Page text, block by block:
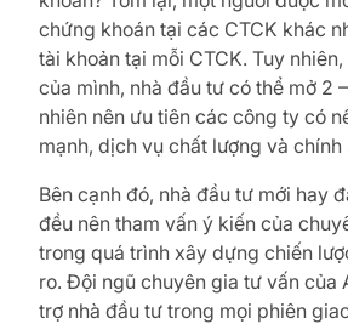
chứng khoán tại các CTCK khác
tài khoản tại mỗi CTCK. Tuy
của mình, nhà đầu tư có thể mở 2
nhiên nên ưu tiên các công ty có
mạnh, dịch vụ chất lượng và chính
Bên cạnh đó, nhà đầu tư mới hay
đều nên tham vấn ý kiến của
trong quá trình xây dựng chiến
ro. Đội ngũ chuyên gia tư vấn của
trợ nhà đầu tư trong mọi phiên